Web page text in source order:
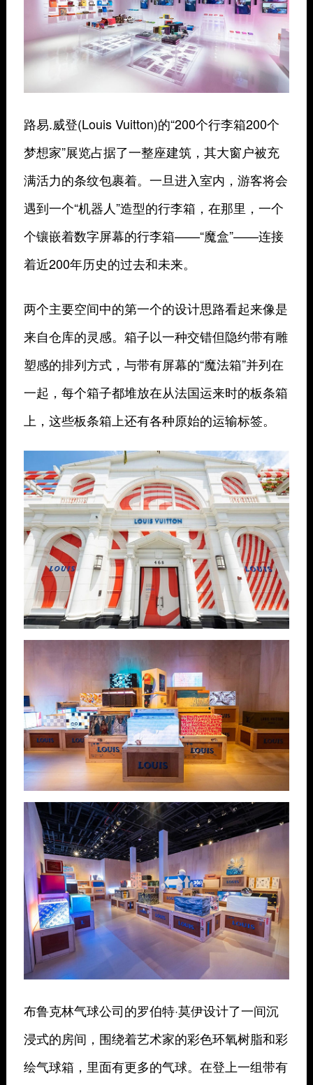
路易.威登(Louis Vuitton)的“200个行李箱200个
梦想家”展览占据了一整座建筑，其大窗户被充
满活力的条纹包裹着。一旦进入室内，游客将会
遇到一个“机器人”造型的行李箱，在那里，一个
个镶嵌着数字屏幕的行李箱——“魔盒”——连接
着近200年历史的过去和未来。
两个主要空间中的第一个的设计思路看起来像是
来自仓库的灵感。箱子以一种交错但隐约带有雕
塑感的排列方式，与带有屏幕的“魔法箱”并列在
一起，每个箱子都堆放在从法国运来时的板条箱
上，这些板条箱上还有各种原始的运输标签。
布鲁克林气球公司的罗伯特·莫伊设计了一间沉
浸式的房间，围绕着艺术家的彩色环氧树脂和彩
绘气球箱，里面有更多的气球。在登上一组带有